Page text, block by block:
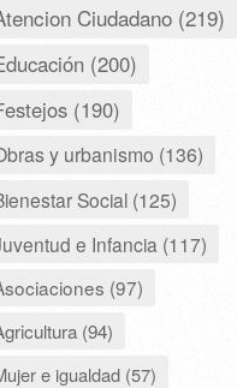
Ciudadano (219)
(200)
(190)
y urbanismo (136)
Social (125)
e Infancia (117)
(97)
(94)
e igualdad (57)